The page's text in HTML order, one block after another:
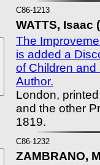
C86-1213
WATTS, Isaac
The
is added a
of Children and
Author.
London,
and the other
1819.
C86-1232
ZAMBRANO,